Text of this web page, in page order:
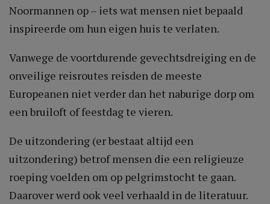
Noormannen op – iets wat mensen niet bepaald
inspireerde om hun eigen huis te verlaten.
Vanwege de voortdurende gevechtsdreiging en de
onveilige reisroutes reisden de meeste
Europeanen niet verder dan het naburige dorp om
een bruiloft of feestdag te vieren.
De uitzondering (er bestaat altijd een
uitzondering) betrof mensen die een religieuze
roeping voelden om op pelgrimstocht te gaan.
Daarover werd ook veel verhaald in de literatuur.